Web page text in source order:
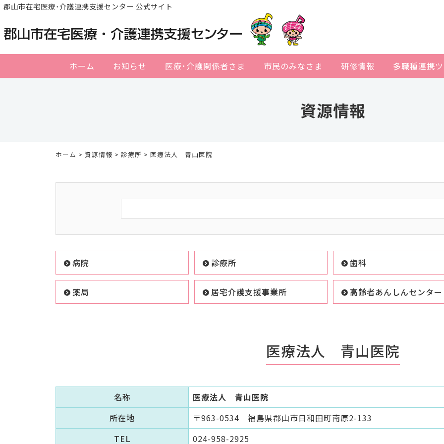
郡山市在宅医療･介護連携支援センター 公式サイト
ホーム お知らせ 医療･介護関係者さま 市民のみなさま 研修情報 多職種連携
資源情報
ホーム > 資源情報 > 診療所 > 医療法人 青山医院
病院 診療所 歯科
薬局 居宅介護支援事業所 高齢者あんしんセンター
医療法人 青山医院
名称
医療法人 青山医院
所在地
〒963-0534 福島県郡山市日和田町南原2-133
TEL
024-958-2925